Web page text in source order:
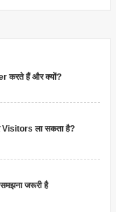
करते हैं और क्यों?
ला सकता है?
जरूरी है